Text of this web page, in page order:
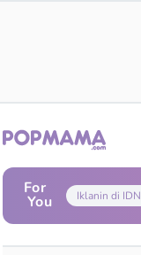
For
You Iklanin di IDN